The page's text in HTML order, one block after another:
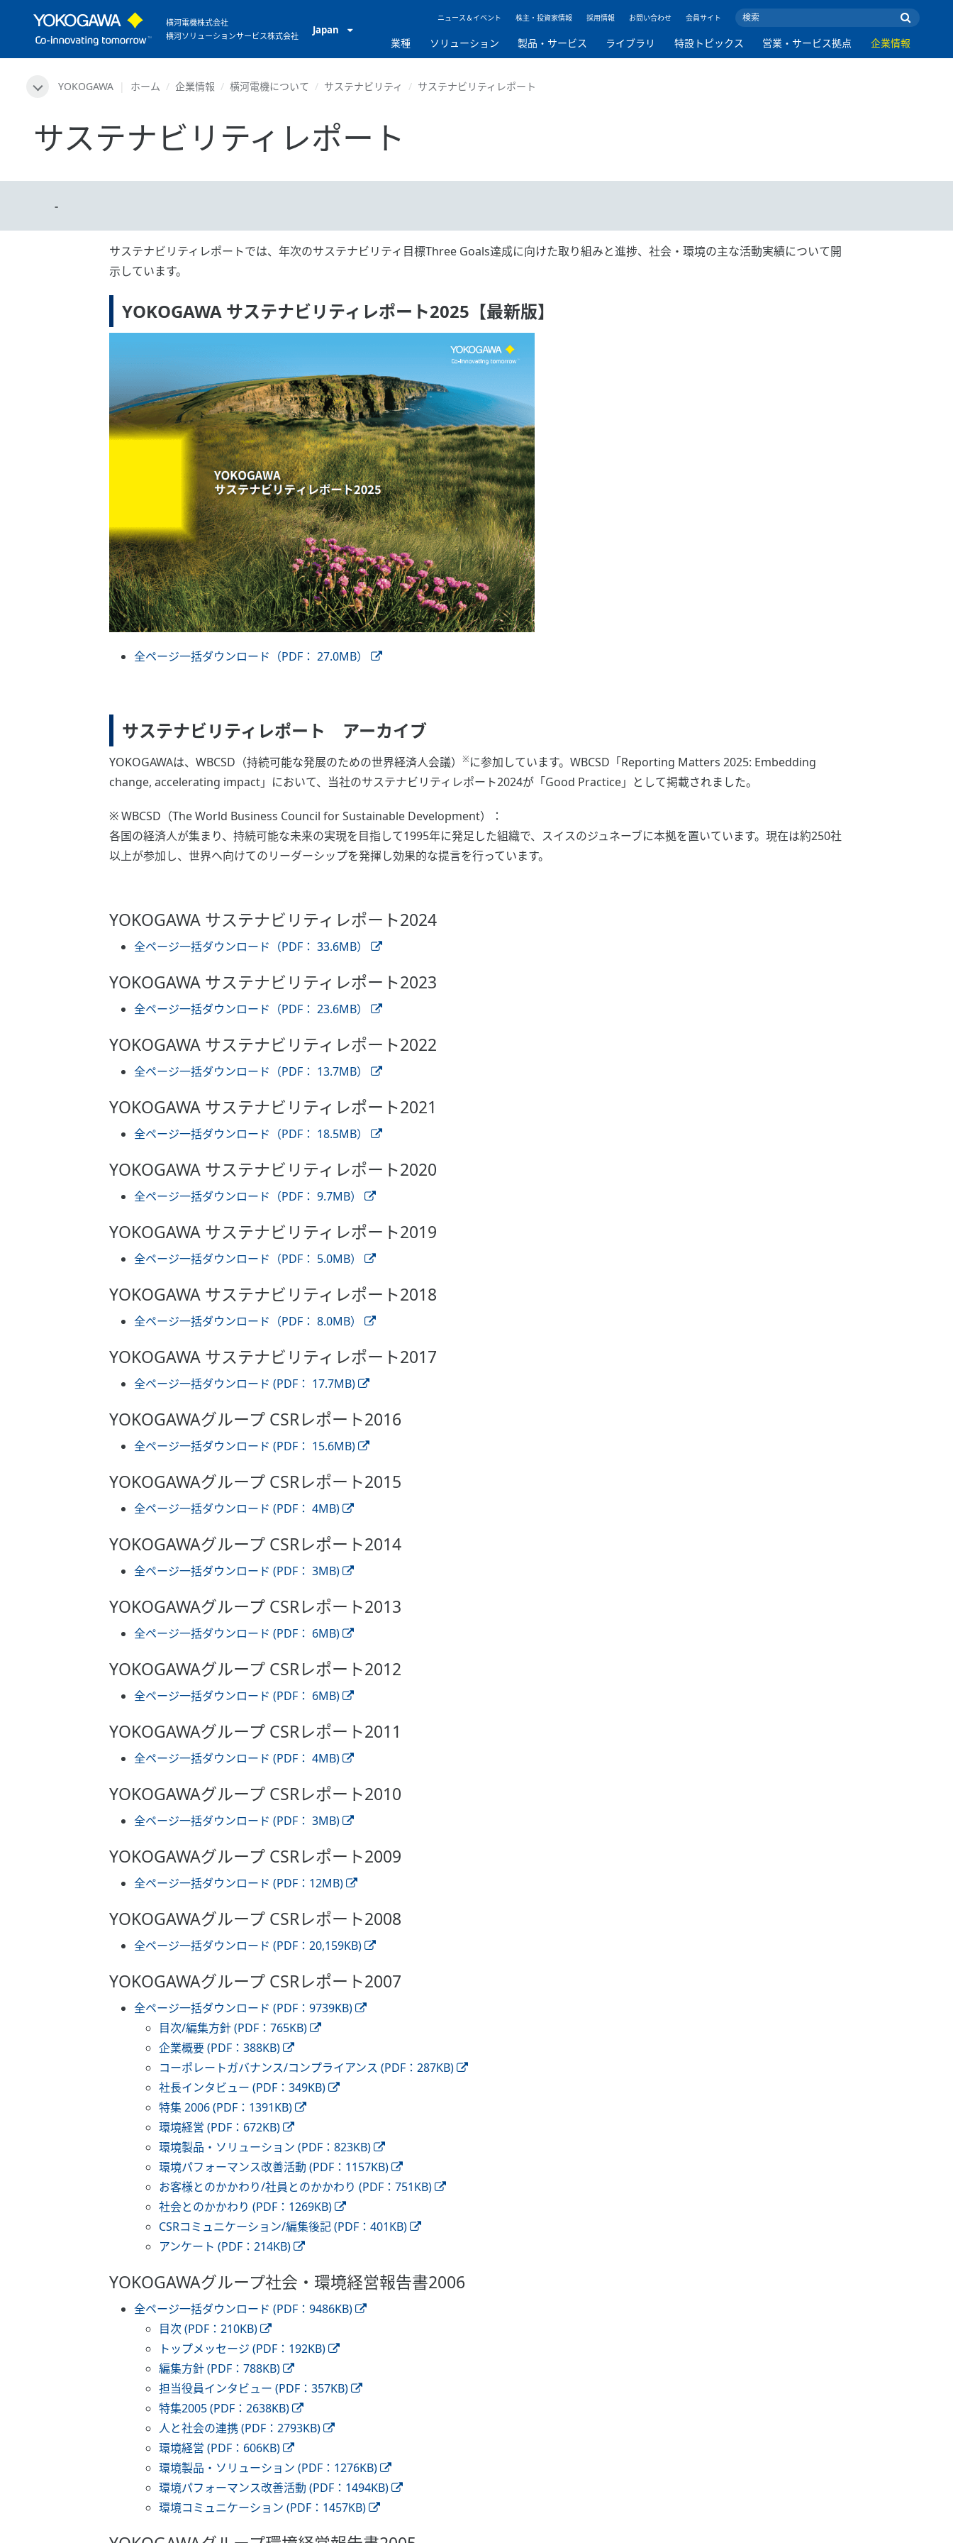
横河電機株式会社
横河ソリューションサービス株式会社
Japan
ニュース＆イベント 株主・投資家情報 採用情報 お問い合わせ 会員サイト
業種 ソリューション 製品・サービス ライブラリ 特設トピックス 営業・サービス拠点 企業情報
YOKOGAWA ホーム 企業情報 横河電機について サステナビリティ サステナビリティレポート
サステナビリティレポート
-
サステナビリティレポートでは、年次のサステナビリティ目標Three Goals達成に向けた取り組みと進捗、社会・環境の主な活動実績について開
示しています。
YOKOGAWA サステナビリティレポート2025【最新版】
全ページ一括ダウンロード（PDF： 27.0MB）
サステナビリティレポート アーカイブ
YOKOGAWAは、WBCSD（持続可能な発展のための世界経済人会議） ※に参加しています。WBCSD「Reporting Matters 2025: Embedding
change, accelerating impact」において、当社のサステナビリティレポート2024が「Good Practice」として掲載されました。
※ WBCSD（The World Business Council for Sustainable Development）：
各国の経済人が集まり、持続可能な未来の実現を目指して1995年に発足した組織で、スイスのジュネーブに本拠を置いています。現在は約250社
以上が参加し、世界へ向けてのリーダーシップを発揮し効果的な提言を行っています。
YOKOGAWA サステナビリティレポート2024
全ページ一括ダウンロード（PDF： 33.6MB）
YOKOGAWA サステナビリティレポート2023
全ページ一括ダウンロード（PDF： 23.6MB）
YOKOGAWA サステナビリティレポート2022
全ページ一括ダウンロード（PDF： 13.7MB）
YOKOGAWA サステナビリティレポート2021
全ページ一括ダウンロード（PDF： 18.5MB）
YOKOGAWA サステナビリティレポート2020
全ページ一括ダウンロード（PDF： 9.7MB）
YOKOGAWA サステナビリティレポート2019
全ページ一括ダウンロード（PDF： 5.0MB）
YOKOGAWA サステナビリティレポート2018
全ページ一括ダウンロード（PDF： 8.0MB）
YOKOGAWA サステナビリティレポート2017
全ページ一括ダウンロード (PDF： 17.7MB)
YOKOGAWAグループ CSRレポート2016
全ページ一括ダウンロード (PDF： 15.6MB)
YOKOGAWAグループ CSRレポート2015
全ページ一括ダウンロード (PDF： 4MB)
YOKOGAWAグループ CSRレポート2014
全ページ一括ダウンロード (PDF： 3MB)
YOKOGAWAグループ CSRレポート2013
全ページ一括ダウンロード (PDF： 6MB)
YOKOGAWAグループ CSRレポート2012
全ページ一括ダウンロード (PDF： 6MB)
YOKOGAWAグループ CSRレポート2011
全ページ一括ダウンロード (PDF： 4MB)
YOKOGAWAグループ CSRレポート2010
全ページ一括ダウンロード (PDF： 3MB)
YOKOGAWAグループ CSRレポート2009
全ページ一括ダウンロード (PDF：12MB)
YOKOGAWAグループ CSRレポート2008
全ページ一括ダウンロード (PDF：20,159KB)
YOKOGAWAグループ CSRレポート2007
全ページ一括ダウンロード (PDF：9739KB)
目次/編集方針 (PDF：765KB)
企業概要 (PDF：388KB)
コーポレートガバナンス/コンプライアンス (PDF：287KB)
社長インタビュー (PDF：349KB)
特集 2006 (PDF：1391KB)
環境経営 (PDF：672KB)
環境製品・ソリューション (PDF：823KB)
環境パフォーマンス改善活動 (PDF：1157KB)
お客様とのかかわり/社員とのかかわり (PDF：751KB)
社会とのかかわり (PDF：1269KB)
CSRコミュニケーション/編集後記 (PDF：401KB)
アンケート (PDF：214KB)
YOKOGAWAグループ社会・環境経営報告書2006
全ページ一括ダウンロード (PDF：9486KB)
目次 (PDF：210KB)
トップメッセージ (PDF：192KB)
編集方針 (PDF：788KB)
担当役員インタビュー (PDF：357KB)
特集2005 (PDF：2638KB)
人と社会の連携 (PDF：2793KB)
環境経営 (PDF：606KB)
環境製品・ソリューション (PDF：1276KB)
環境パフォーマンス改善活動 (PDF：1494KB)
環境コミュニケーション (PDF：1457KB)